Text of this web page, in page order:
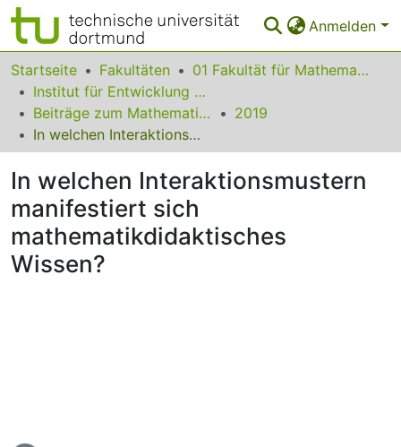
Anmelden
Bereiche & Sammlungen
Das gesamte Repositorium
Statistiken
FAQ
Leitlinien
Zurück zur Startseite
Startseite Fakultäten
01 Fakultät für Mathematik
Institut für Entwicklung und Erforschung des Mathematikunterrichts
Beiträge zum Mathematikunterricht
2019
In welchen Interaktionsmustern manifestiert sich mathematikdidaktisches Wissen?
In welchen Interaktionsmustern
manifestiert sich
mathematikdidaktisches
Wissen?